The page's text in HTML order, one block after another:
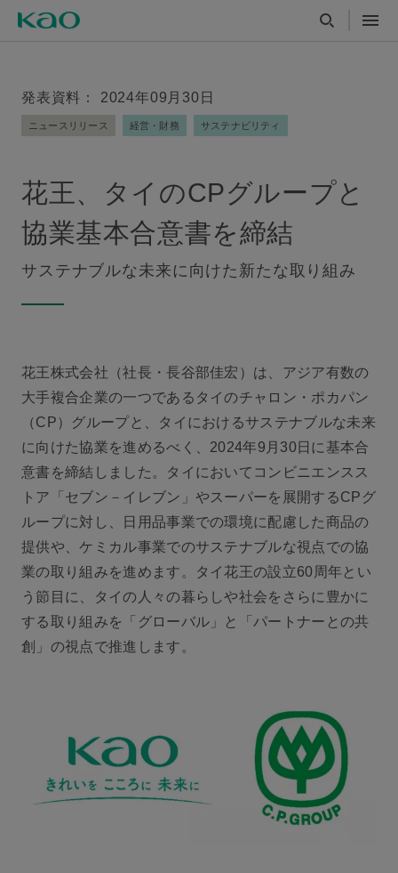
発表資料： 2024年09月30日
ニュースリリース 経営・財務 サステナビリティ
花王、タイのCPグループと
協業基本合意書を締結
サステナブルな未来に向けた新たな取り組み
花王株式会社（社長・長谷部佳宏）は、アジア有数の
大手複合企業の一つであるタイのチャロン・ポカパン
（CP）グループと、タイにおけるサステナブルな未来
に向けた協業を進めるべく、2024年9月30日に基本合
意書を締結しました。タイにおいてコンビニエンスス
トア「セブン－イレブン」やスーパーを展開するCPグ
ループに対し、日用品事業での環境に配慮した商品の
提供や、ケミカル事業でのサステナブルな視点での協
業の取り組みを進めます。タイ花王の設立60周年とい
う節目に、タイの人々の暮らしや社会をさらに豊かに
する取り組みを「グローバル」と「パートナーとの共
創」の視点で推進します。